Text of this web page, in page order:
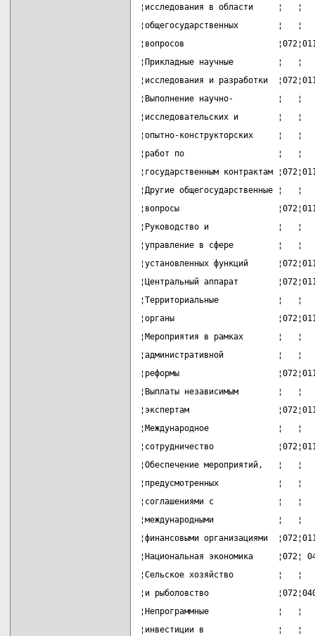
¦исследования в области
¦общегосударственных
¦вопросов
¦Прикладные научные
¦исследования и разработки
¦Выполнение научно-
¦исследовательских и
¦опытно-конструкторских
¦работ по                   ¦
¦государственным контрактам
¦Другие
¦вопросы
¦Руководство и              ¦
¦управление в сфере
¦установленных функций
¦Центральный аппарат
¦Территориальные
¦органы
¦Мероприятия в рамках
¦административной
¦реформы
¦Выплаты независимым
¦экспертам
¦Международное              ¦
¦сотрудничество
¦Обеспечение мероприятий,
¦предусмотренных
¦соглашениями с             ¦
¦международными             ¦
¦финансовыми организациями
¦Национальная экономика
¦Сельское хозяйство
¦и рыболовство
¦Непрограммные              ¦
¦инвестиции в               ¦